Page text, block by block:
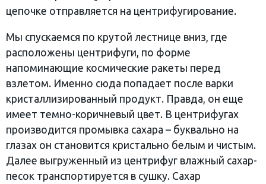
цепочке отправляется на центрифугирование.
Мы спускаемся по крутой лестнице вниз, где
расположены центрифуги, по форме
напоминающие космические ракеты перед
взлетом. Именно сюда попадает после варки
кристаллизированный продукт. Правда, он еще
имеет темно-коричневый цвет. В центрифугах
производится промывка сахара – буквально на
глазах он становится кристально белым и чистым.
Далее выгруженный из центрифуг влажный сахар-
песок транспортируется в сушку. Сахар